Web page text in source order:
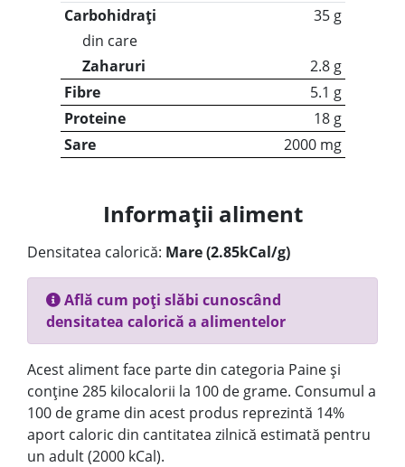
Carbohidrați
35 g
din care
Zaharuri
2.8 g
Fibre
5.1 g
Proteine
18 g
Sare
2000 mg
Informații aliment
Densitatea calorică: Mare (2.85kCal/g)
Află cum poți slăbi cunoscând
densitatea calorică a alimentelor
Acest aliment face parte din categoria Paine și
conține 285 kilocalorii la 100 de grame. Consumul a
100 de grame din acest produs reprezintă 14%
aport caloric din cantitatea zilnică estimată pentru
un adult (2000 kCal).